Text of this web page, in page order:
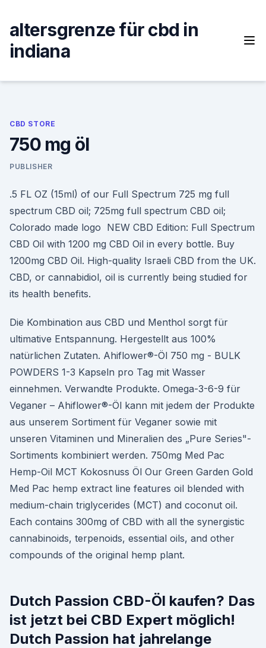
content
altersgrenze für cbd in
indiana
CBD STORE
750 mg öl
PUBLISHER
.5 FL OZ (15ml) of our Full Spectrum 725 mg full
spectrum CBD oil; 725mg full spectrum CBD oil;
Colorado made logo NEW CBD Edition: Full Spectrum
CBD Oil with 1200 mg CBD Oil in every bottle. Buy
1200mg CBD Oil. High-quality Israeli CBD from the UK.
CBD, or cannabidiol, oil is currently being studied for
its health benefits.
Die Kombination aus CBD und Menthol sorgt für
ultimative Entspannung. Hergestellt aus 100%
natürlichen Zutaten. Ahiflower®-Öl 750 mg - BULK
POWDERS 1-3 Kapseln pro Tag mit Wasser
einnehmen. Verwandte Produkte. Omega-3-6-9 für
Veganer – Ahiflower®-Öl kann mit jedem der Produkte
aus unserem Sortiment für Veganer sowie mit
unseren Vitaminen und Mineralien des „Pure Series"-
Sortiments kombiniert werden. 750mg Med Pac
Hemp-Oil MCT Kokosnuss Öl Our Green Garden Gold
Med Pac hemp extract line features oil blended with
medium-chain triglycerides (MCT) and coconut oil.
Each contains 300mg of CBD with all the synergistic
cannabinoids, terpenoids, essential oils, and other
compounds of the original hemp plant.
Dutch Passion CBD-Öl kaufen? Das
ist jetzt bei CBD Expert möglich!
Dutch Passion hat jahrelange